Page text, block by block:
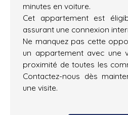
minutes en voiture.
Cet appartement est
assurant une connexion
Ne manquez pas cette
un appartement avec une
proximité de toutes les
Contactez-nous dès
une visite.